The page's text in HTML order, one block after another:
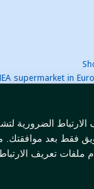
الضرورية
فقط بعد موافقتك.
ملفات تعريف
supermarket in